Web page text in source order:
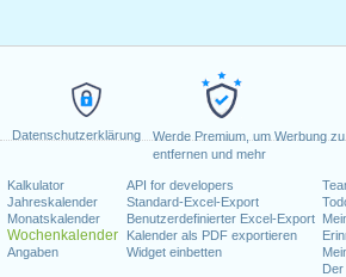
Datenschutzerklärung
Werde Premium, um Werbung zu
entfernen und mehr
Kalkulator
Jahreskalender
Monatskalender
Wochenkalender
Angaben
API for developers
Standard-Excel-Export
Benutzerdefinierter Excel-Export
Kalender als PDF exportieren
Widget einbetten